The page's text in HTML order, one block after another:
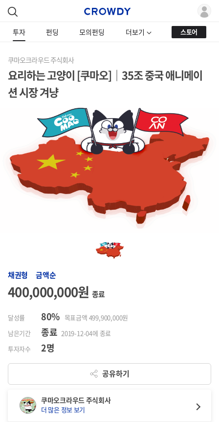
투자 펀딩 모의펀딩 더보기 스토어
쿠마오크라우드 주식회사
요리하는 고양이 [쿠마오]｜35조 중국 애니메이
션 시장 겨냥
채권형 금액순
400,000,000원 종료
달성률 80% 목표금액 499,900,000원
남은기간
종료 2019-12-04에 종료
투자자수
2명
공유하기
쿠마오크라우드 주식회사
더 많은 정보 보기